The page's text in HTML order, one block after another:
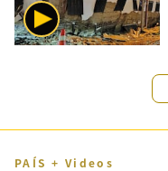
PAÍS + Videos